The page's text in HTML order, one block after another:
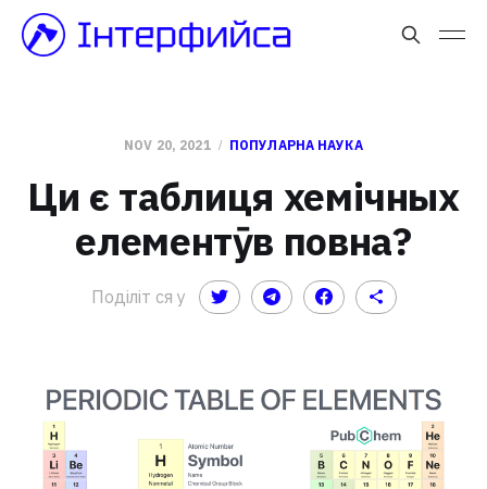
NOV 20, 2021 ПОПУЛАРНА НАУКА
Ци є таблиця хемічных
елементӯв повна?
Поділіт ся у